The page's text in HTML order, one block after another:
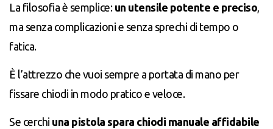
La filosofia è semplice: un utensile potente e preciso
ma senza complicazioni e senza sprechi di tempo o
fatica.
È l’attrezzo che vuoi sempre a portata di mano per
fissare chiodi in modo pratico e veloce.
Se cerchi una pistola spara chiodi manuale affidabile